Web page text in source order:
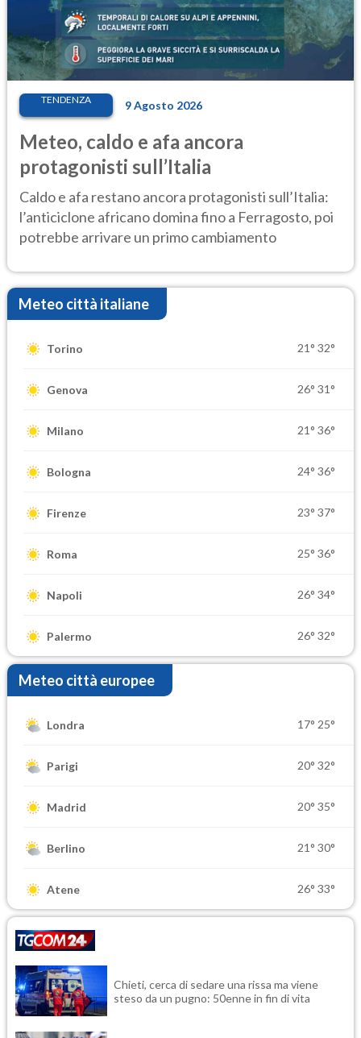
TENDENZA 9 Agosto 2026
Meteo, caldo e afa ancora
protagonisti sull’Italia
Caldo e afa restano ancora protagonisti sull’Italia:
l’anticiclone africano domina fino a Ferragosto, poi
potrebbe arrivare un primo cambiamento
Meteo città italiane
Torino 21° 32°
Genova 26° 31°
Milano 21° 36°
Bologna 24° 36°
Firenze 23° 37°
Roma 25° 36°
Napoli 26° 34°
Palermo 26° 32°
Meteo città europee
Londra 17° 25°
Parigi 20° 32°
Madrid 20° 35°
Berlino 21° 30°
Atene 26° 33°
Chieti, cerca di sedare una rissa ma viene
steso da un pugno: 50enne in fin di vita